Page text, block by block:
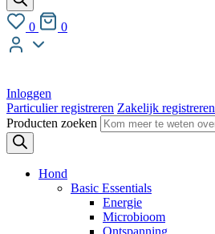
0 0
Inloggen
Particulier registreren Zakelijk registreren
Producten zoeken
Hond
Basic Essentials
Energie
Microbioom
Ontspanning